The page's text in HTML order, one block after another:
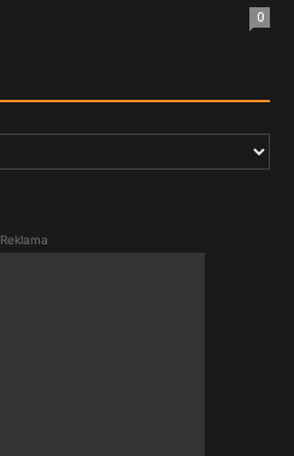
0
Reklama